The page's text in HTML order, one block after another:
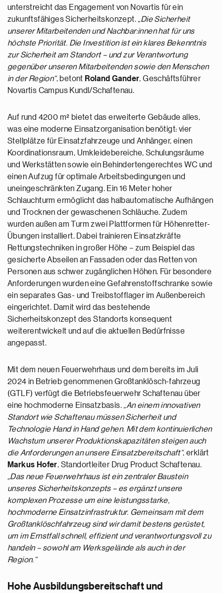
unterstreicht das Engagement von Novartis für ein
zukunftsfähiges Sicherheitskonzept. „Die Sicherheit
unserer Mitarbeitenden und Nachbar:innen hat für uns
höchste Priorität. Die Investition ist ein klares Bekenntnis
zur Sicherheit am Standort – und zur Verantwortung
gegenüber unseren Mitarbeitenden sowie den Menschen
in der Region“, betont Roland Gander, Geschäftsführer
Novartis Campus Kundl/Schaftenau.
Auf rund 4200 m² bietet das erweiterte Gebäude alles,
was eine moderne Einsatzorganisation benötigt: vier
Stellplätze für Einsatzfahrzeuge und Anhänger, einen
Koordinationsraum, Umkleidebereiche, Schulungsräume
und Werkstätten sowie ein Behindertengerechtes WC und
einen Aufzug für optimale Arbeitsbedingungen und
uneingeschränkten Zugang. Ein 16 Meter hoher
Schlauchturm ermöglicht das halbautomatische Aufhängen
und Trocknen der gewaschenen Schläuche. Zudem
wurden außen am Turm zwei Plattformen für Höhenretter-
Übungen installiert. Dabei trainieren Einsatzkräfte
Rettungstechniken in großer Höhe – zum Beispiel das
gesicherte Abseilen an Fassaden oder das Retten von
Personen aus schwer zugänglichen Höhen. Für besondere
Anforderungen wurden eine Gefahrenstoffschranke sowie
ein separates Gas- und Treibstofflager im Außenbereich
eingerichtet. Damit wird das bestehende
Sicherheitskonzept des Standorts konsequent
weiterentwickelt und auf die aktuellen Bedürfnisse
angepasst.
Mit dem neuen Feuerwehrhaus und dem bereits im Juli
2024 in Betrieb genommenen Großtanklösch-fahrzeug
(GTLF) verfügt die Betriebsfeuerwehr Schaftenau über
eine hochmoderne Einsatzbasis. „An einem innovativen
Standort wie Schaftenau müssen Sicherheit und
Technologie Hand in Hand gehen. Mit dem kontinuierlichen
Wachstum unserer Produktionskapazitäten steigen auch
die Anforderungen an unsere Einsatzbereitschaft“, erklärt
Markus Hofer, Standortleiter Drug Product Schaftenau.
„Das neue Feuerwehrhaus ist ein zentraler Baustein
unseres Sicherheitskonzepts – es ergänzt unsere
komplexen Prozesse um eine leistungsstarke,
hochmoderne Einsatzinfrastruktur. Gemeinsam mit dem
Großtanklöschfahrzeug sind wir damit bestens gerüstet,
um im Ernstfall schnell, effizient und verantwortungsvoll zu
handeln – sowohl am Werksgelände als auch in der
Region.“
Hohe Ausbildungsbereitschaft und